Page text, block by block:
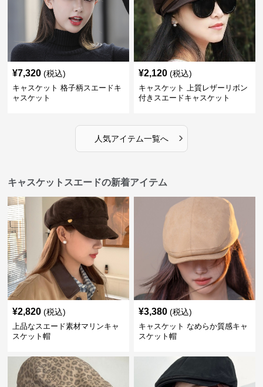
¥7,320 (税込)
キャスケット 格子柄スエードキ
ャスケット
¥2,120 (税込)
キャスケット 上質レザーリボン
付きスエードキャスケット
人気アイテム一覧へ ›
キャスケットスエードの新着アイテム
¥2,820 (税込)
上品なスエード素材マリンキャ
スケット帽
¥3,380 (税込)
キャスケット なめらか質感キャ
スケット帽